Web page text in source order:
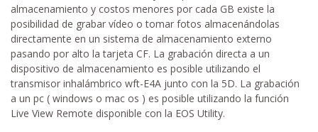
almacenamiento y costos menores por cada GB existe la
posibilidad de grabar vídeo o tomar fotos almacenándolas
directamente en un sistema de almacenamiento externo
pasando por alto la tarjeta CF. La grabación directa a un
dispositivo de almacenamiento es posible utilizando el
transmisor inhalámbrico wft-E4A junto con la 5D. La grabación
a un pc ( windows o mac os ) es posible utilizando la función
Live View Remote disponible con la EOS Utility.